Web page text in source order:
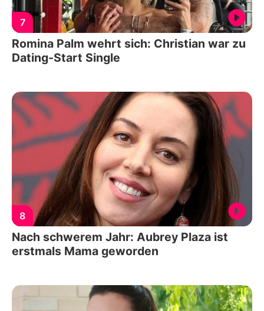
7
Romina Palm wehrt sich: Christian war zu
Dating-Start Single
8
Nach schwerem Jahr: Aubrey Plaza ist
erstmals Mama geworden